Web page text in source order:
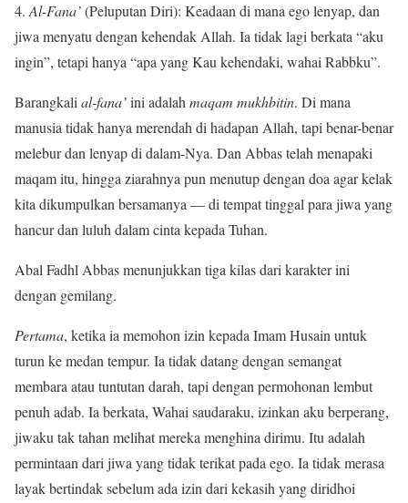
4. Al-Fana’(Peluputan Diri): Keadaan di mana ego lenyap, dan
jiwa menyatu dengan kehendak Allah. Ia tidak lagi berkata “aku
ingin”, tetapi hanya “apa yang Kau kehendaki, wahai Rabbku”.
Barangkali al-fana’ini adalah maqam mukhbitin. Di mana
manusia tidak hanya merendah di hadapan Allah, tapi benar-benar
melebur dan lenyap di dalam-Nya. Dan Abbas telah menapaki
maqam itu, hingga ziarahnya pun menutup dengan doa agar kelak
kita dikumpulkan bersamanya — di tempat tinggal para jiwa yang
hancur dan luluh dalam cinta kepada Tuhan.
Abal Fadhl Abbas menunjukkan tiga kilas dari karakter ini
dengan gemilang.
Pertama, ketika ia memohon izin kepada Imam Husain untuk
turun ke medan tempur. Ia tidak datang dengan semangat
membara atau tuntutan darah, tapi dengan permohonan lembut
penuh adab. Ia berkata, Wahai saudaraku, izinkan aku berperang,
jiwaku tak tahan melihat mereka menghina dirimu. Itu adalah
permintaan dari jiwa yang tidak terikat pada ego. Ia tidak merasa
layak bertindak sebelum ada izin dari kekasih yang diridhoi